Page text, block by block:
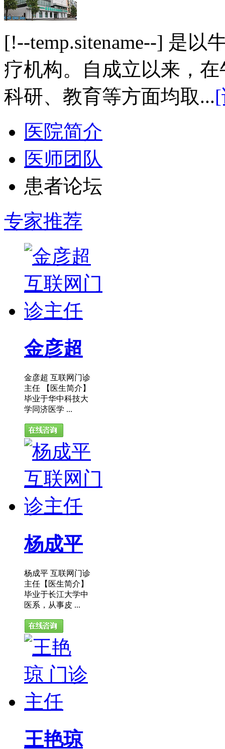
[!--temp.sitename--] 是以
疗机构。自成立以来，
科研、教育等方面均取...
医院简介
医师团队
患者论坛
专家推荐
金彦超
金彦超 互联网门诊
主任 【医生简介】
毕业于华中科技大
学同济医学 ...
杨成平
杨成平 互联网门诊
主任【医生简介】
毕业于长江大学中
医系，从事皮 ...
王艳琼